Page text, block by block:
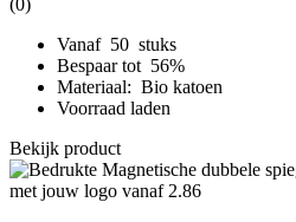
Vanaf 50 stuks
Bespaar tot 56%
Materiaal: Bio katoen
Voorraad laden
Bekijk product